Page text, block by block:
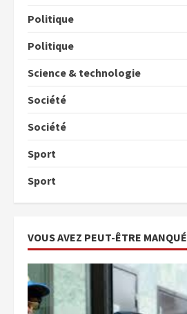
Politique
Politique
Science & technologie
Société
Société
Sport
Sport
VOUS AVEZ PEUT-ÊTRE MANQUÉ